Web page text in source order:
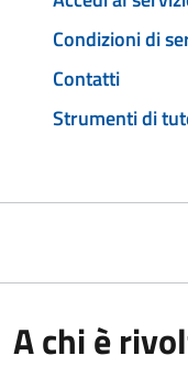
Condizioni di
Contatti
Strumenti di
A chi è